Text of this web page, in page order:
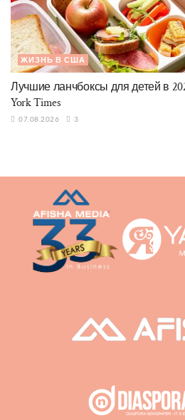
ЖИЗНЬ В США
Лучшие ланчбоксы для детей в
York Times
07.08.2026 3